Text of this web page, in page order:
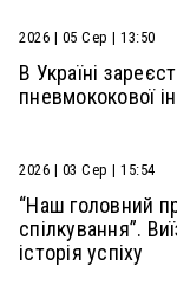
2026 | 05 Сер | 13:50
В Україні
пневмококової
2026 | 03 Сер | 15:54
“Наш головний
спілкування”.
історія успіху